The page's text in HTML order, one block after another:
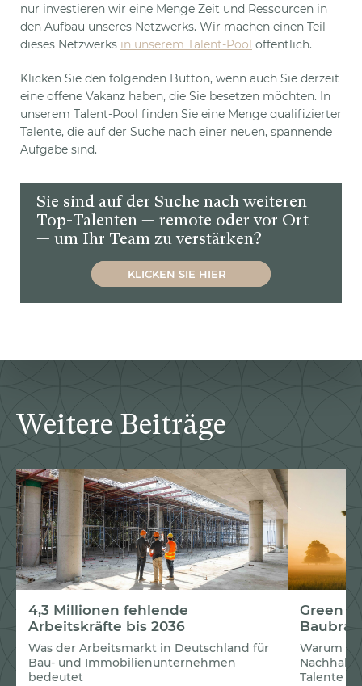
nur investieren wir eine Menge Zeit und Ressourcen in
den Aufbau unseres Netzwerks. Wir machen einen Teil
dieses Netzwerks in unserem Talent-Pool öffentlich.
Klicken Sie den folgenden Button, wenn auch Sie derzeit
eine offene Vakanz haben, die Sie besetzen möchten. In
unserem Talent-Pool finden Sie eine Menge qualifizierter
Talente, die auf der Suche nach einer neuen, spannende
Aufgabe sind.
Sie sind auf der Suche nach weiteren
Top-Talenten — remote oder vor Ort
— um Ihr Team zu verstärken?
KLICKEN SIE HIER
Weitere Beiträge
4,3 Millionen fehlende
Arbeitskräfte bis 2036
Was der Arbeitsmarkt in Deutschland für
Bau- und Immobilienunternehmen
bedeutet
Green
Warum
Talente